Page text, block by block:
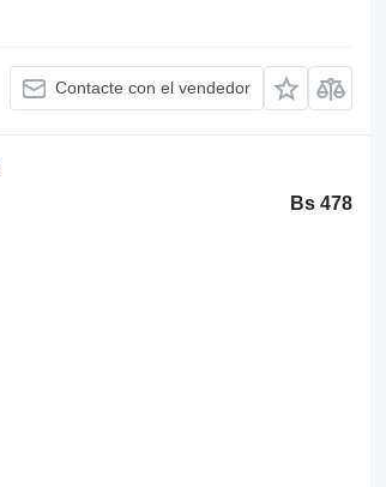
Contacte con el vendedor
Bs 478